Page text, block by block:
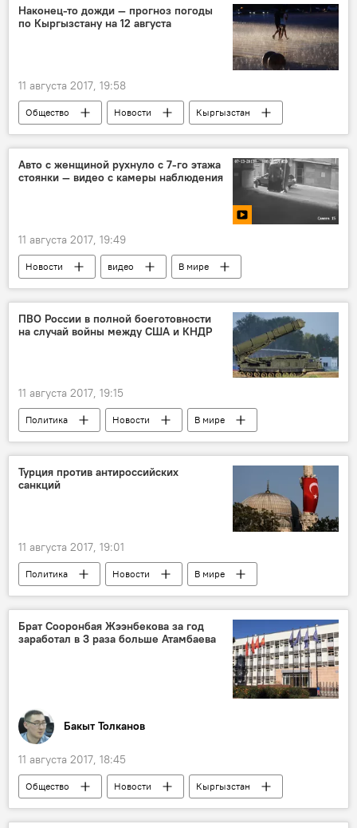
Наконец-то дожди — прогноз погоды
по Кыргызстану на 12 августа
11 августа 2017, 19:58
Общество Новости
Кыргызстан
Кыргызгидромет
прогноз погоды
Авто с женщиной рухнуло с 7-го этажа
стоянки — видео с камеры наблюдения
11 августа 2017, 19:49
Новости видео
В мире
Происшествия
Мультимедиа
США
падение
автомобиль
ПВО России в полной боеготовности
на случай войны между США и КНДР
11 августа 2017, 19:15
Политика Новости
В мире
США
КНДР
ПВО
боеготовность
Конфликт США и Северной Кореи
Турция против антироссийских
санкций
11 августа 2017, 19:01
Политика Новости
В мире
Санкции в отношении России
Турция
США
санкции Россия
Брат Сооронбая Жээнбекова за год
заработал в 3 раза больше Атамбаева
Бакыт Толканов
11 августа 2017, 18:45
Общество Новости
Кыргызстан
МИД
зарплата